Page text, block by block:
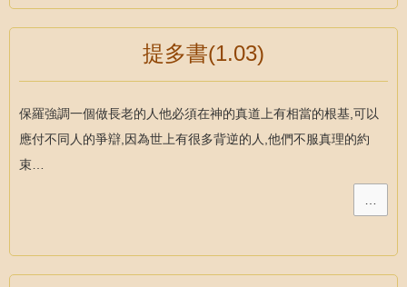
提多書(1.03)
保羅強調一個做長老的人他必須在神的真道上有相當的根基,可以
應付不同人的爭辯,因為世上有很多背逆的人,他們不服真理的約
束…
…